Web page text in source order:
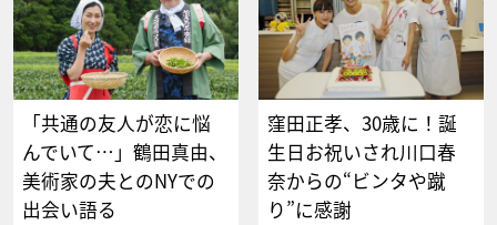
「共通の友人が恋に悩
んでいて…」鶴田真由、
美術家の夫とのNYでの
出会い語る
窪田正孝、30歳に！誕
生日お祝いされ川口春
奈からの“ビンタや蹴
り”に感謝